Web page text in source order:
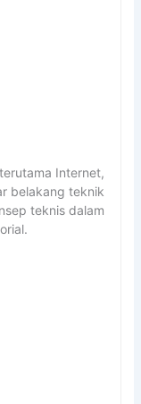
Internet,
belakang teknik
teknis dalam